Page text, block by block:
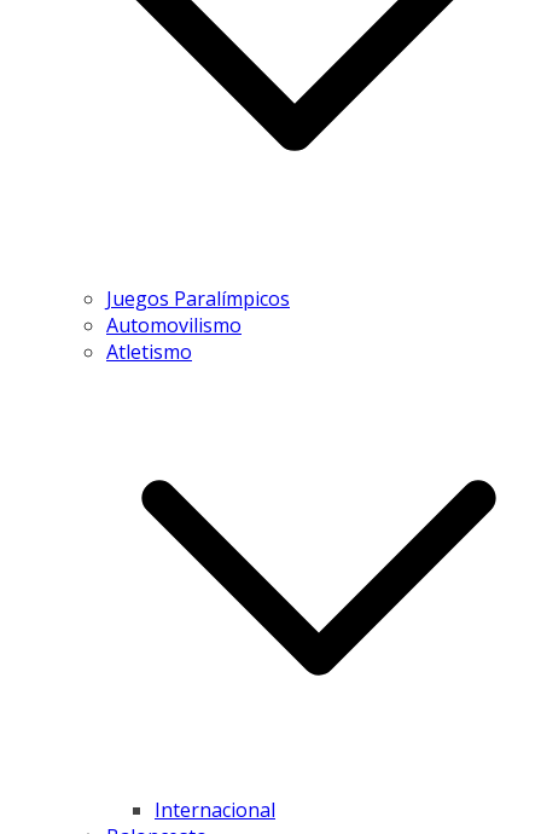
Juegos Paralímpicos
Automovilismo
Atletismo
Internacional